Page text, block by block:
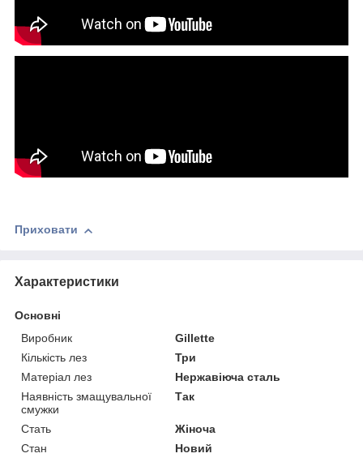
Приховати
Характеристики
Основні
Виробник
Gillette
Кількість лез
Три
Матеріал лез
Нержавіюча сталь
Наявність змащувальної
смужки
Так
Стать
Жіноча
Стан
Новий